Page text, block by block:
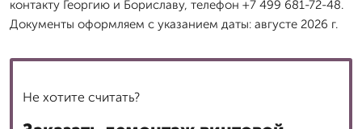
контакту Георгию и Бориславу, телефон +7 499 681-72-48.
Документы оформляем с указанием даты: августе 2026 г.
Не хотите считать?